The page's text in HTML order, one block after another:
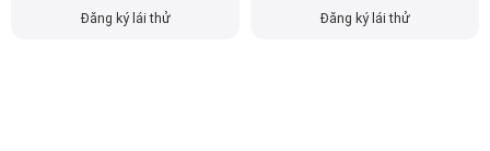
Đăng ký lái thử Đăng ký lái thử